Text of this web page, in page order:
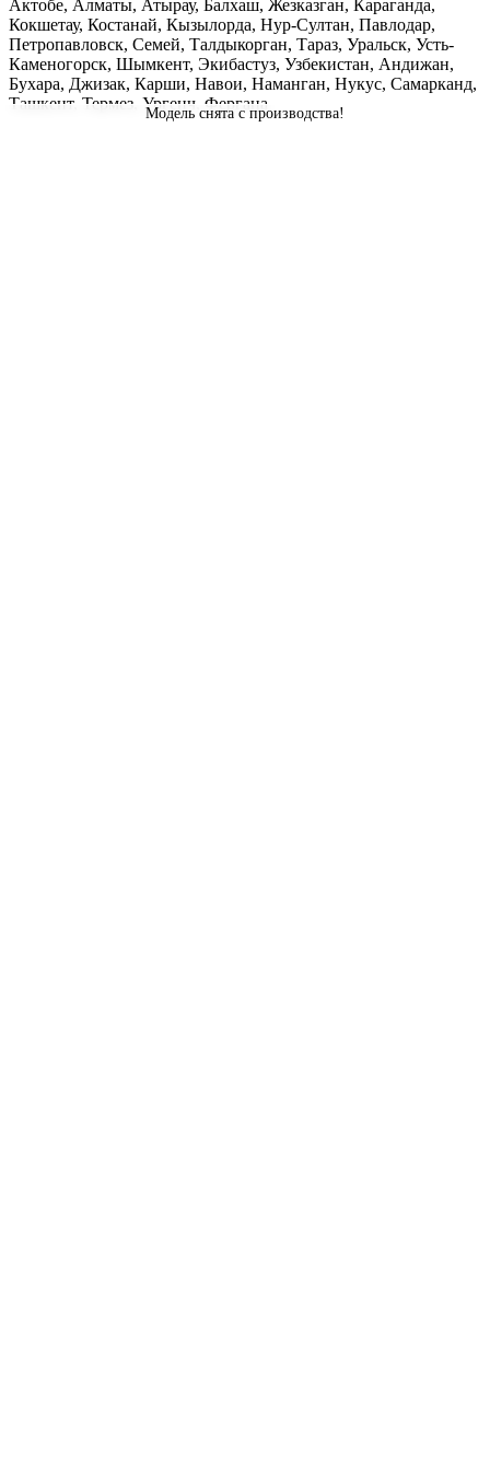
Модель снята с производства!
Актобе, Алматы, Атырау, Балхаш, Жезказган, Караганда,
Кокшетау, Костанай, Кызылорда, Нур-Султан, Павлодар,
Петропавловск, Семей, Талдыкорган, Тараз, Уральск, Усть-
Каменогорск, Шымкент, Экибастуз, Узбекистан, Андижан,
Бухара, Джизак, Карши, Навои, Наманган, Нукус, Самарканд,
Ташкент, Термез, Ургенч, Фергана